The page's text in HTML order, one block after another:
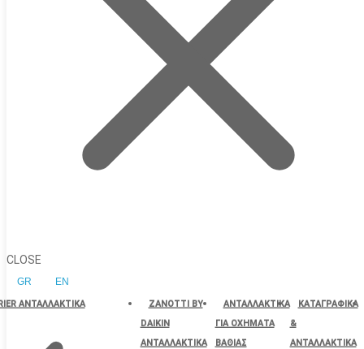
CLOSE
GR EN
ΑΝΤΑΛΛΑΚΤΙΚΑ
ZANOTTI BY
DAIKIN
ΑΝΤΑΛΛΑΚΤΙΚΑ
ΑΝΤΑΛΛΑΚΤΙΚΑ
ΓΙΑ ΟΧΗΜΑΤΑ
ΒΑΘΙΑΣ
ΚΑΤΑΓΡΑΦΙΚΑ
&
ΑΝΤΑΛΛΑΚΤΙΚΑ